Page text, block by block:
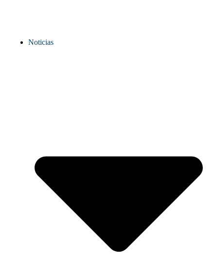
Noticias